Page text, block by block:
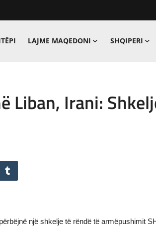
LAJME MAQEDONI SHQIPERI
Liban, Irani:
një shkelje të rëndë të armëpushimit